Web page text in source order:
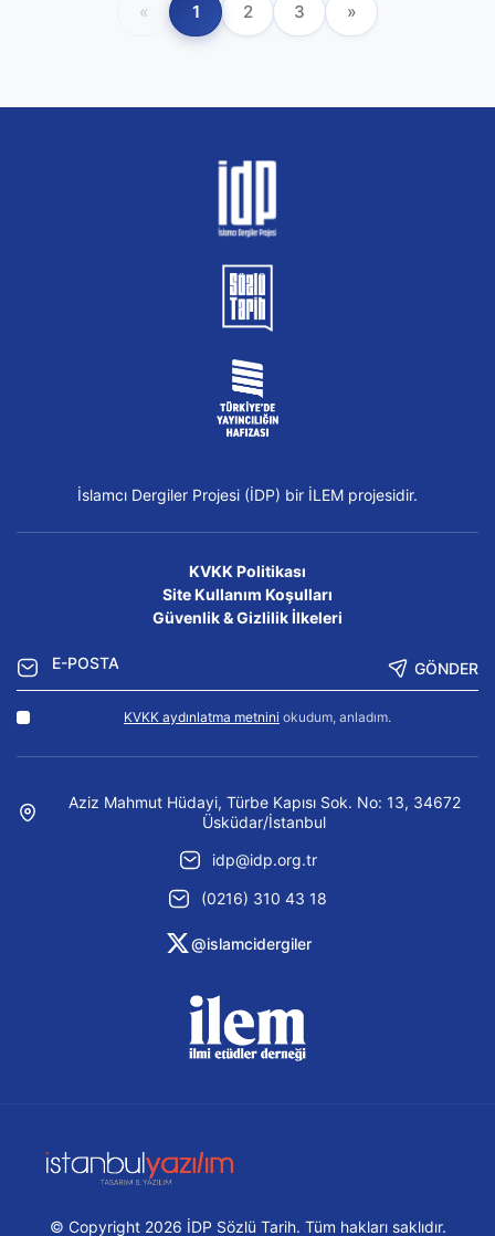
« 1 2 3 »
İslamcı Dergiler Projesi (İDP) bir İLEM projesidir.
KVKK Politikası
Site Kullanım Koşulları
Güvenlik & Gizlilik İlkeleri
GÖNDER
KVKK aydınlatma metnini okudum, anladım.
Aziz Mahmut Hüdayi, Türbe Kapısı Sok. No: 13, 34672
Üsküdar/İstanbul
idp@idp.org.tr
(0216) 310 43 18
@islamcidergiler
© Copyright 2026 İDP Sözlü Tarih. Tüm hakları saklıdır.